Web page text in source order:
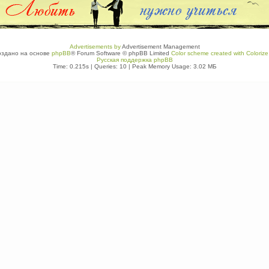
Advertisements byAdvertisement Management
на основе phpBB® Forum Software © phpBB Limited Color scheme created with
Русская поддержка phpBB
Time: 0.215s| Queries: 10| Peak Memory Usage: 3.02 МБ